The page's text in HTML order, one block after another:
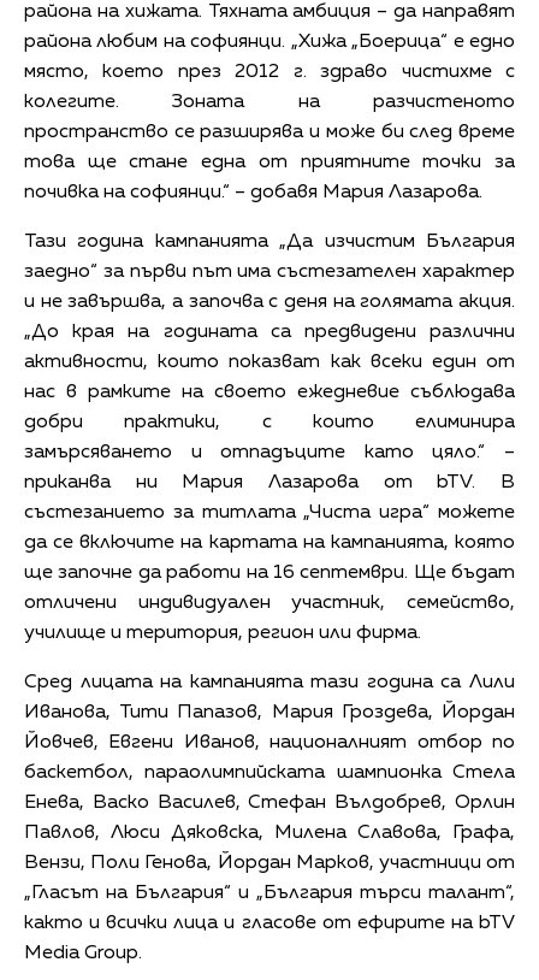
района на хижата. Тяхната амбиция – да направят
района любим на софиянци. „Хижа „Боерица“ е едно
място, което през 2012 г. здраво чистихме с
колегите. Зоната на разчистеното
пространство се разширява и може би след време
това ще стане една от приятните точки за
почивка на софиянци.“ – добавя Мария Лазарова.
Тази година кампанията „Да изчистим България
заедно“ за първи път има състезателен характер
и не завършва, а започва с деня на голямата акция.
„До края на годината са предвидени различни
активности, които показват как всеки един от
нас в рамките на своето ежедневие съблюдава
добри практики, с които елиминира
замърсяването и отпадъците като цяло.“ –
приканва ни Мария Лазарова от bTV. В
състезанието за титлата „Чиста игра“ можете
да се включите на картата на кампанията, която
ще започне да работи на 16 септември. Ще бъдат
отличени индивидуален участник, семейство,
училище и територия, регион или фирма.
Сред лицата на кампанията тази година са Лили
Иванова, Тити Папазов, Мария Гроздева, Йордан
Йовчев, Евгени Иванов, националният отбор по
баскетбол, параолимпийската шампионка Стела
Енева, Васко Василев, Стефан Вълдобрев, Орлин
Павлов, Люси Дяковска, Милена Славова, Графа,
Вензи, Поли Генова, Йордан Марков, участници от
„Гласът на България“ и „България търси талант“,
както и всички лица и гласове от ефирите на bTV
Media Group.